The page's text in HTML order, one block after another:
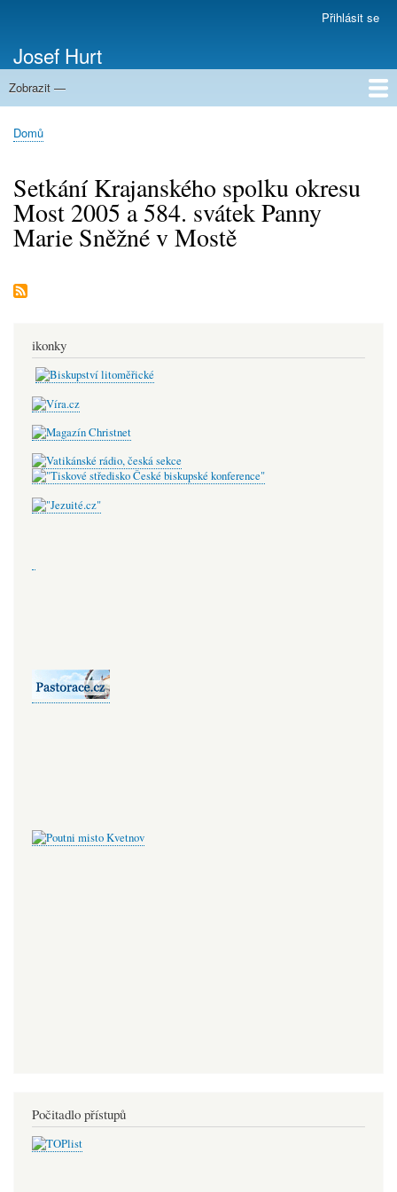
obsahu
uživatelského
účtu
Přihlásit se
Josef Hurt
Zobrazit —
Domů
Drobečková
Domů
Setkání Krajanského spolku okresu
Most 2005 a 584. svátek Panny
Marie Sněžné v Mostě
ikonky
Počitadlo přístupů